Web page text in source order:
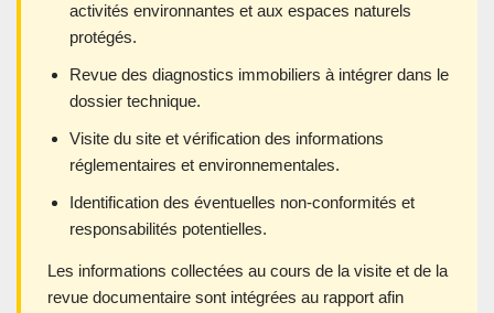
activités environnantes et aux espaces naturels
protégés.
Revue des diagnostics immobiliers à intégrer dans le
dossier technique.
Visite du site et vérification des informations
réglementaires et environnementales.
Identification des éventuelles non-conformités et
responsabilités potentielles.
Les informations collectées au cours de la visite et de la
revue documentaire sont intégrées au rapport afin